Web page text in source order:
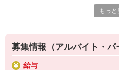
り。
まずは盛り付けやお皿洗いなどか
ゆくゆくはハンバーグやスパゲッ
ただきます。
（マニュアルあり）
もっと
募集情報（アルバイト・パ
給与